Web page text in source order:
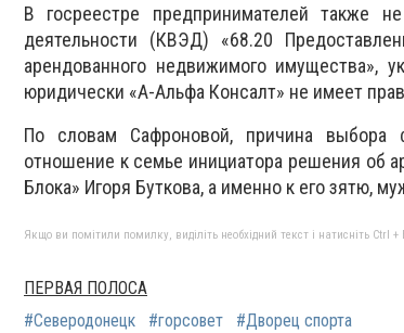
В госреестре предпринимателей также
деятельности (КВЭД) «68.20
арендованного недвижимого имущества»,
юридически «А-Альфа Консалт» не имеет
По словам Сафроновой, причина
отношение к семье инициатора решения об
Блока» Игоря Буткова, а именно к его зятю,
Якщо ви помітили помилку, виділіть необхідний текст і натисніть Ctrl
ПЕРВАЯ ПОЛОСА
#Северодонецк
#горсовет #Дворец спорта